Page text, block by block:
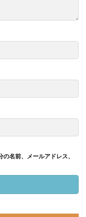
名前、メールアドレス、